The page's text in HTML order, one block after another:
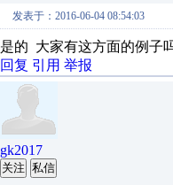
发表于：2016-06-04 08:54:03
是的 大家有这方面的例子
回复 引用 举报
gk2017
关注 私信